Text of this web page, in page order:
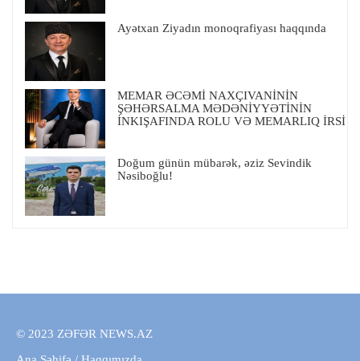
Ayətxan Ziyadın monoqrafiyası haqqında
MEMAR ƏCƏMİ NAXÇIVANİNİN
ŞƏHƏRSALMA MƏDƏNİYYƏTİNİN
İNKIŞAFINDA ROLU VƏ MEMARLIQ İRSİ
Doğum günün mübarək, əziz Sevindik
Nəsiboğlu!
© 2023 ZƏFƏR NEWS.AZ